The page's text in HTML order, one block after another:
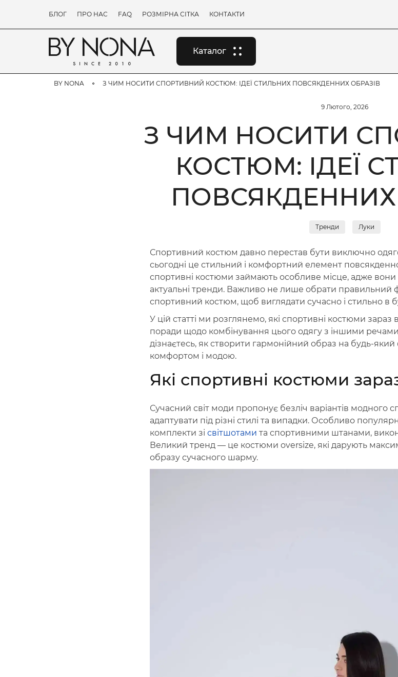
БЛОГ ПРО НАС FAQ РОЗМІРНА СІТКА КОНТАКТИ
Каталог
BY NONA З ЧИМ НОСИТИ СПОРТИВНИЙ КОСТЮМ: ІДЕЇ СТИЛЬНИХ ПОВСЯКДЕННИХ ОБРАЗІВ
9 Лютого, 2026
З ЧИМ НОСИТИ
КОСТЮМ: ІДЕЇ
ПОВСЯКДЕННИХ
Тренди Луки
Спортивний костюм давно перестав бути виключно
сьогодні це стильний і комфортний елемент
спортивні костюми займають особливе місце, адже вони
актуальні тренди. Важливо не лише обрати правильний
спортивний костюм, щоб виглядати сучасно і стильно в
У цій статті ми розглянемо, які спортивні костюми зараз
поради щодо комбінування цього одягу з іншими
дізнаєтесь, як створити гармонійний образ на будь-
комфортом і модою.
Які спортивні костюми
Сучасний світ моди пропонує безліч варіантів модного
адаптувати під різні стилі та випадки. Особливо
комплекти зі світшотами та спортивними штанами,
Великий тренд — це костюми oversize, які дарують
образу сучасного шарму.